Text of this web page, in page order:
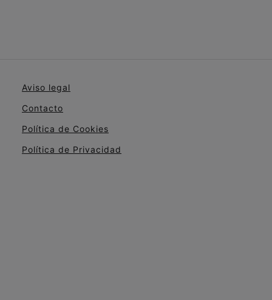
Aviso legal
Contacto
Política de Cookies
Política de Privacidad